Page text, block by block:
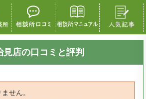
店の口コミと評判
せん。